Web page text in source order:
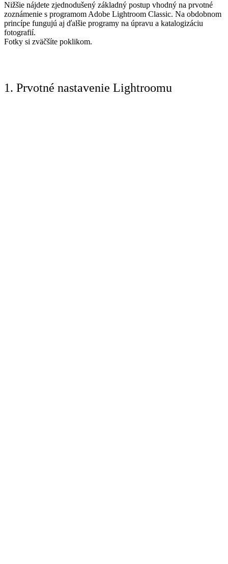
Nižšie nájdete zjednodušený základný postup vhodný na prvotné
zoznámenie s programom Adobe Lightroom Classic. Na obdobnom
princípe fungujú aj ďalšie programy na úpravu a katalogizáciu
fotografií.
Fotky si zväčšíte poklikom.
1. Prvotné nastavenie Lightroomu